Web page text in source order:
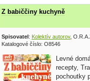
Z babiččiny kuchyně
Spisovatel : Kolektív autorov,
Katalogové číslo: O8546
Levné
recepty,
pochoutky